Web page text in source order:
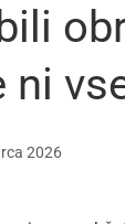
ni
2026